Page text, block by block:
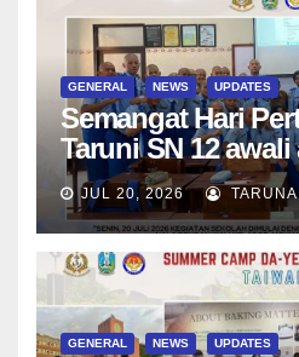
GENERAL NEWS UPDATES
Semangat Hari
Taruni SN 12
bersama Wali
Asesmen
JUL 20, 2026
GENERAL NEWS UPDATES